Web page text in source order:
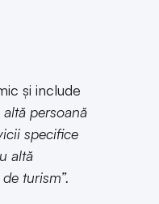
și include
persoană
specifice
altă
turism”.